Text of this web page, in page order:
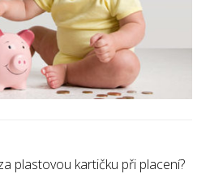
plastovou kartičku při placení?